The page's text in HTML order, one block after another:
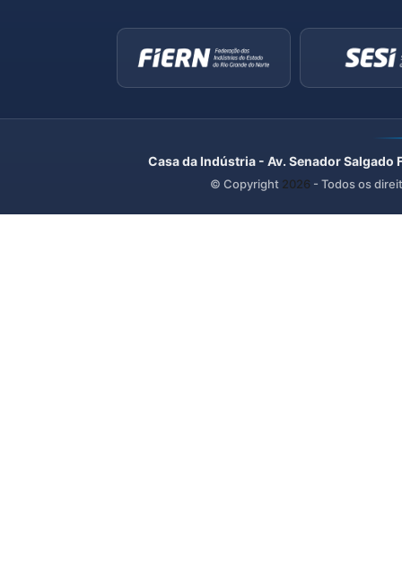
Casa da Indústria - Av. Senador
© Copyright 2026 - Todos os